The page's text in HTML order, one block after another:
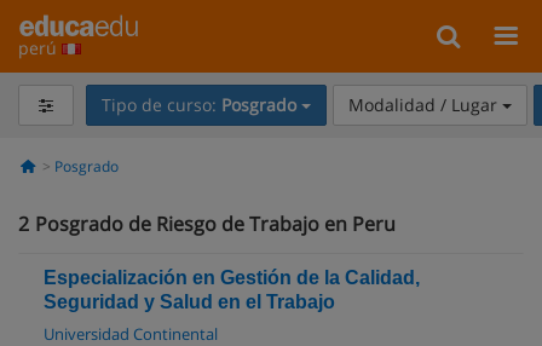
perú
Tipo de curso: Posgrado Modalidad / Lugar
Posgrado
2 Posgrado de Riesgo de Trabajo en Peru
Especialización en Gestión de la Calidad,
Seguridad y Salud en el Trabajo
Universidad Continental